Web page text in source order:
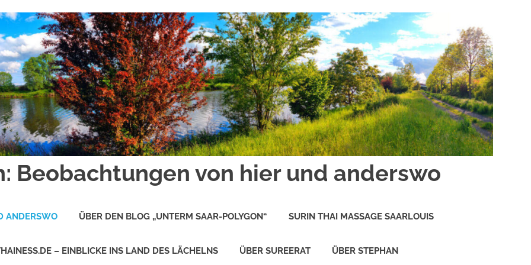
Beobachtungen von hier und anderswo
ANDERSWO ÜBER DEN BLOG „UNTERM SAAR-POLYGON“ SURIN THAI MASSAGE SAARLOUIS
– EINBLICKE INS LAND DES LÄCHELNS ÜBER SUREERAT ÜBER STEPHAN